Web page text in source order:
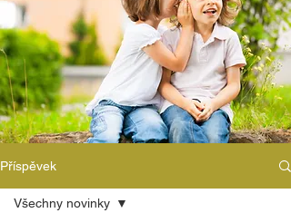
Příspěvek
Všechny novinky